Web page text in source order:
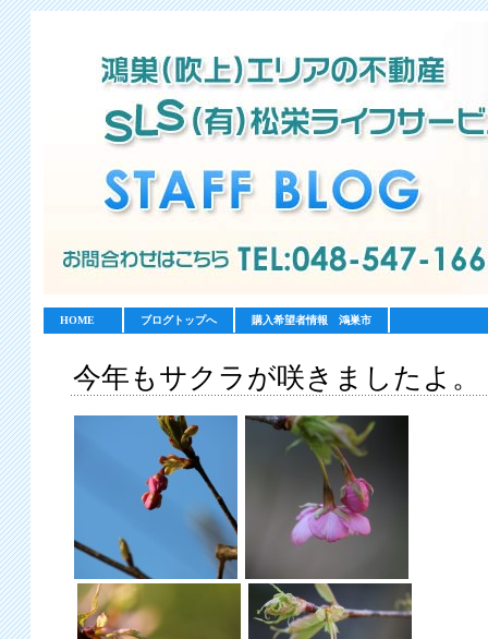
HOME ブログトップへ 購入希望者情報 鴻巣市
今年もサクラが咲きましたよ。